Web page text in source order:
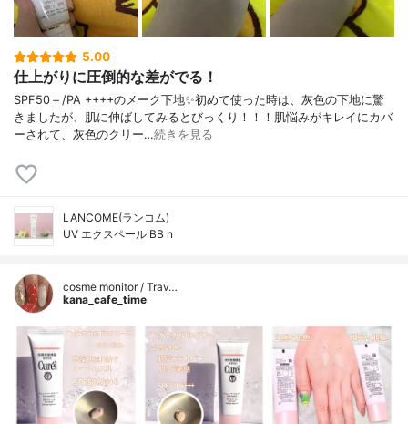
5.00
仕上がりに圧倒的な差がでる！
SPF50＋/PA ++++のメーク下地✨初めて使った時は、灰色の下地に驚
きましたが、肌に伸ばしてみるとびっくり！！！肌悩みがキレイにカバ
ーされて、灰色のクリー…続きを見る
LANCOME(ランコム)
UV エクスペール BB n
cosme monitor / Trav…
kana_cafe_time